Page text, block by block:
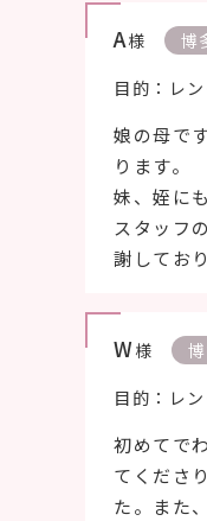
A様
博
目的：レ
娘の母で
ります。
妹、姪に
スタッフ
謝してお
W様
目的：レ
初めてで
てくださ
た。また